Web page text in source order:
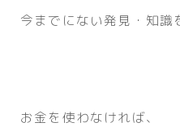
今までにない発見・知識
お金を使わなければ、